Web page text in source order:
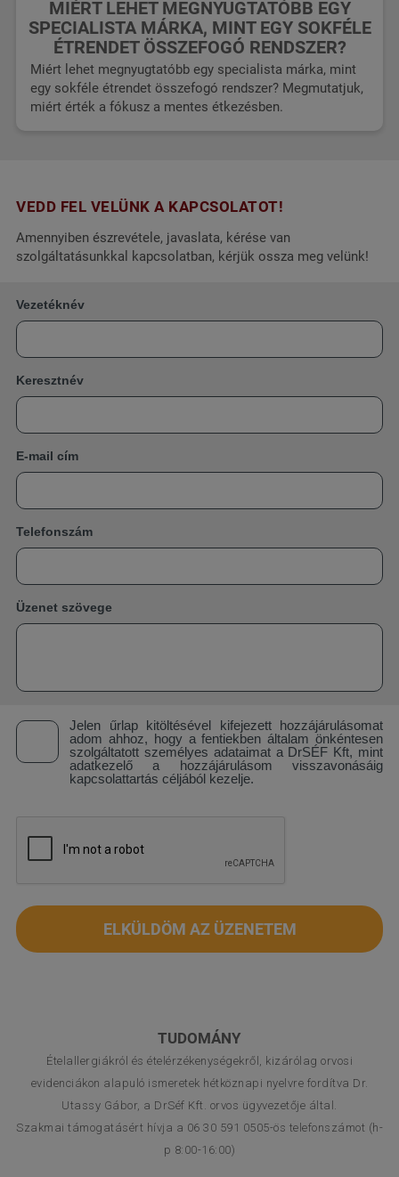
MIÉRT LEHET MEGNYUGTATÓBB EGY
SPECIALISTA MÁRKA, MINT EGY SOKFÉLE
ÉTRENDET ÖSSZEFOGÓ RENDSZER?
Miért lehet megnyugtatóbb egy specialista márka, mint
egy sokféle étrendet összefogó rendszer? Megmutatjuk,
miért érték a fókusz a mentes étkezésben.
VEDD FEL VELÜNK A KAPCSOLATOT!
Amennyiben észrevétele, javaslata, kérése van
szolgáltatásunkkal kapcsolatban, kérjük ossza meg velünk!
Vezetéknév
Keresztnév
E-mail cím
Telefonszám
Üzenet szövege
Jelen űrlap kitöltésével kifejezett hozzájárulásomat
adom ahhoz, hogy a fentiekben általam önkéntesen
szolgáltatott személyes adataimat a DrSÉF Kft, mint
adatkezelő a hozzájárulásom visszavonásáig
kapcsolattartás céljából kezelje.
ELKÜLDÖM AZ ÜZENETEM
TUDOMÁNY
Ételallergiákról és ételérzékenységekről, kizárólag orvosi
evidenciákon alapuló ismeretek hétköznapi nyelvre fordítva Dr.
Utassy Gábor, a DrSéf Kft. orvos ügyvezetője által.
Szakmai támogatásért hívja a 06 30 591 0505-ös telefonszámot (h-
p 8:00-16:00)